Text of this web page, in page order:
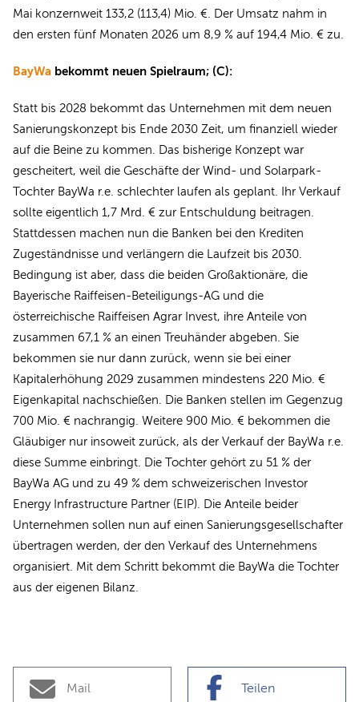
Mai konzernweit 133,2 (113,4) Mio. €. Der Umsatz nahm in
den ersten fünf Monaten 2026 um 8,9 % auf 194,4 Mio. € zu.
BayWa bekommt neuen Spielraum; (C):
Statt bis 2028 bekommt das Unternehmen mit dem neuen
Sanierungskonzept bis Ende 2030 Zeit, um finanziell wieder
auf die Beine zu kommen. Das bisherige Konzept war
gescheitert, weil die Geschäfte der Wind- und Solarpark-
Tochter BayWa r.e. schlechter laufen als geplant. Ihr Verkauf
sollte eigentlich 1,7 Mrd. € zur Entschuldung beitragen.
Stattdessen machen nun die Banken bei den Krediten
Zugeständnisse und verlängern die Laufzeit bis 2030.
Bedingung ist aber, dass die beiden Großaktionäre, die
Bayerische Raiffeisen-Beteiligungs-AG und die
österreichische Raiffeisen Agrar Invest, ihre Anteile von
zusammen 67,1 % an einen Treuhänder abgeben. Sie
bekommen sie nur dann zurück, wenn sie bei einer
Kapitalerhöhung 2029 zusammen mindestens 220 Mio. €
Eigenkapital nachschießen. Die Banken stellen im Gegenzug
700 Mio. € nachrangig. Weitere 900 Mio. € bekommen die
Gläubiger nur insoweit zurück, als der Verkauf der BayWa r.e.
diese Summe einbringt. Die Tochter gehört zu 51 % der
BayWa AG und zu 49 % dem schweizerischen Investor
Energy Infrastructure Partner (EIP). Die Anteile beider
Unternehmen sollen nun auf einen Sanierungsgesellschafter
übertragen werden, der den Verkauf des Unternehmens
organisiert. Mit dem Schritt bekommt die BayWa die Tochter
aus der eigenen Bilanz.
Mail Teilen